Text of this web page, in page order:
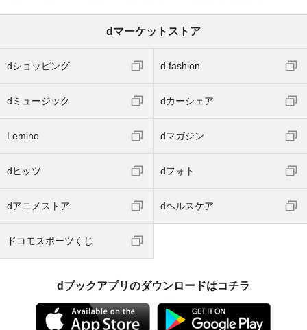
dマーケットストア
dショッピング d fashion
dミュージック dカーシェア
Lemino dマガジン
dヒッツ dフォト
dアニメストア dヘルスケア
ドコモスポーツくじ
dブックアプリのダウンロードはコチラ